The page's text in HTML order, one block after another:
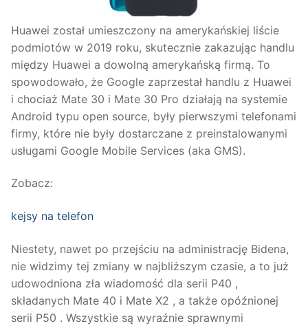
Huawei został umieszczony na amerykańskiej liście
podmiotów w 2019 roku, skutecznie zakazując handlu
między Huawei a dowolną amerykańską firmą. To
spowodowało, że Google zaprzestał handlu z Huawei
i chociaż Mate 30 i Mate 30 Pro działają na systemie
Android typu open source, były pierwszymi telefonami
firmy, które nie były dostarczane z preinstalowanymi
usługami Google Mobile Services (aka GMS).
Zobacz:
kejsy na telefon
Niestety, nawet po przejściu na administrację Bidena,
nie widzimy tej zmiany w najbliższym czasie, a to już
udowodniona zła wiadomość dla serii P40 ,
składanych Mate 40 i Mate X2 , a także opóźnionej
serii P50 . Wszystkie są wyraźnie sprawnymi